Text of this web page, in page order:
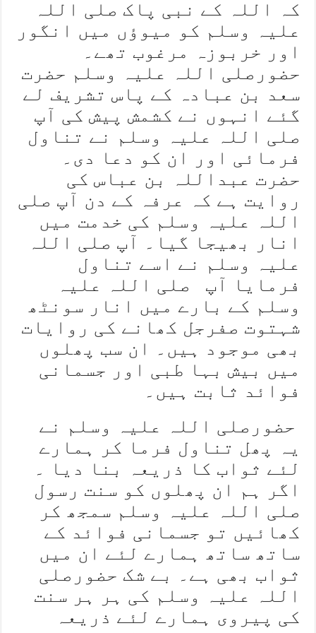
کہ اللہ کے نبی پاک صلی اللہ
علیہ وسلم کو میوؤں میں انگور
اور خربوزہ مرغوب تھے۔
حضورصلی اللہ علیہ وسلم حضرت
سعد بن عبادہ کے پاس تشریف لے
گئے انہوں نے کشمش پیش کی آپ
صلی اللہ علیہ وسلم نے تناول
فرمائی اور ان کو دعا دی۔
حضرت عبداللہ بن عباس کی
روایت ہے کہ عرفہ کے دن آپ صلی
اللہ علیہ وسلم کی خدمت میں
انار بھیجا گیا۔ آپ صلی اللہ
علیہ وسلم نے اسے تناول
فرمایا آپ صلی اللہ علیہ
وسلم کے بارے میں انار سونٹھ
شہتوت صفرجل کھانے کی روایات
بھی موجود ہیں۔ ان سب پھلوں
میں بیش بہا طبی اور جسمانی
فوائد ثابت ہیں۔
حضورصلی اللہ علیہ وسلم نے
یہ پھل تناول فرما کر ہمارے
لئے ثواب کا ذریعہ بنا دیا ۔
اگر ہم ان پھلوں کو سنت رسول
صلی اللہ علیہ وسلم سمجھ کر
کھائیں تو جسمانی فوائد کے
ساتھ ساتھ ہمارے لئے ان میں
ثواب بھی ہے۔ بے شک حضورصلی
اللہ علیہ وسلم کی ہر ہر سنت
کی پیروی ہمارے لئے ذریعہ